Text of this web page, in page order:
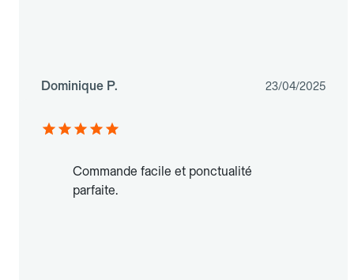
Dominique P. 23/04/2025
Commande facile et ponctualité
parfaite.